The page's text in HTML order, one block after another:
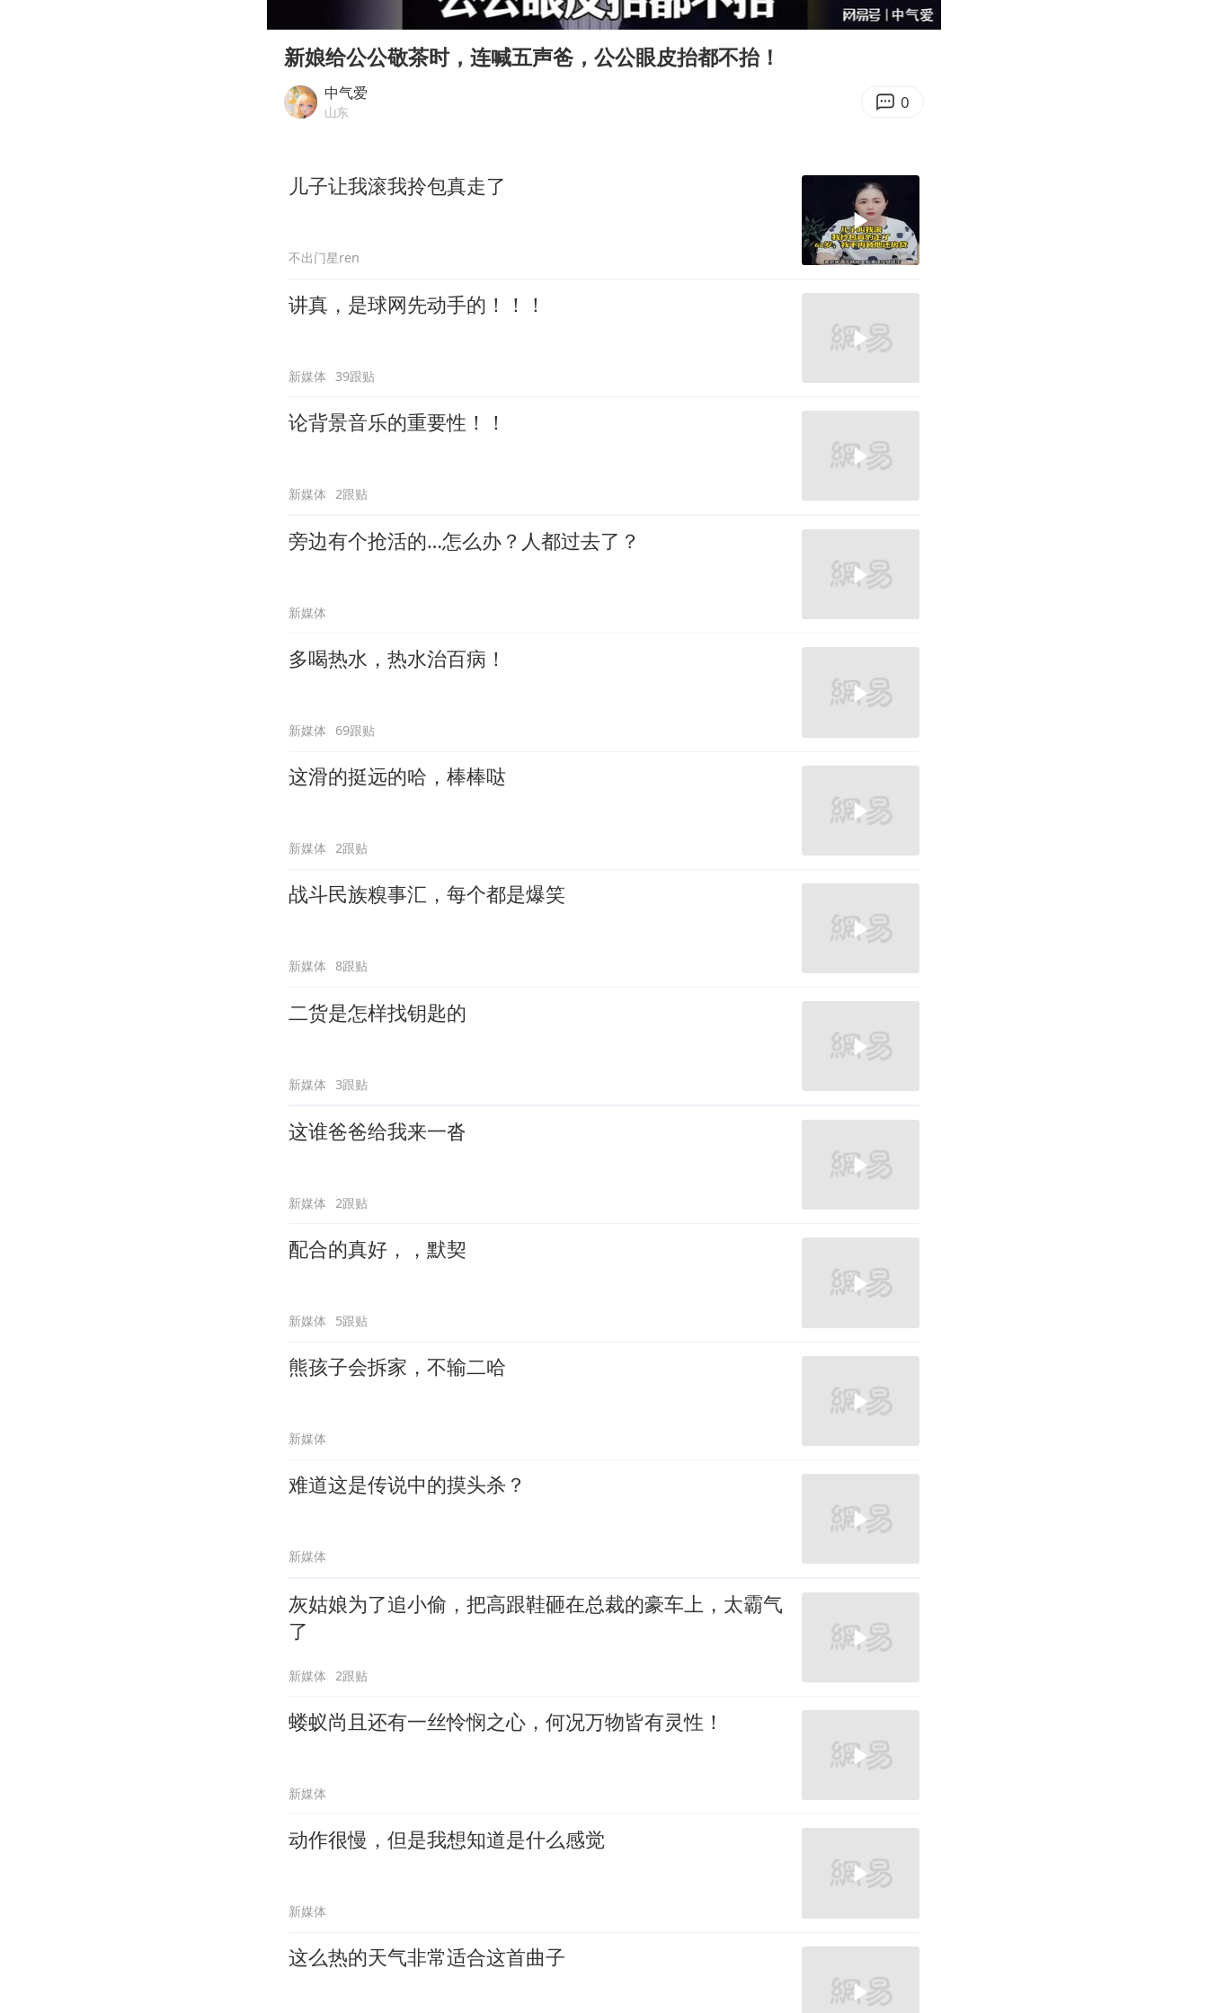
U17国足1分钟轰2球
“深圳地面沉降致车辆损坏”不实
首次证实！“胶球”存在
06:02
Enter
新娘给公公敬茶时，连喊五声爸，公公眼皮抬都不抬！
中气爱
山东 0
儿子让我滚我拎包真走了
不出门星ren
讲真，是球网先动手的！！！
新媒体 39跟贴
论背景音乐的重要性！！
新媒体 2跟贴
旁边有个抢活的…怎么办？人都过去了？
新媒体
多喝热水，热水治百病！
新媒体 69跟贴
这滑的挺远的哈，棒棒哒
新媒体 2跟贴
战斗民族糗事汇，每个都是爆笑
新媒体 8跟贴
二货是怎样找钥匙的
新媒体 3跟贴
这谁爸爸给我来一沓
新媒体 2跟贴
配合的真好，，默契
新媒体 5跟贴
熊孩子会拆家，不输二哈
新媒体
难道这是传说中的摸头杀？
新媒体
灰姑娘为了追小偷，把高跟鞋砸在总裁的豪车上，太霸气
了
新媒体 2跟贴
蝼蚁尚且还有一丝怜悯之心，何况万物皆有灵性！
新媒体
动作很慢，但是我想知道是什么感觉
新媒体
这么热的天气非常适合这首曲子